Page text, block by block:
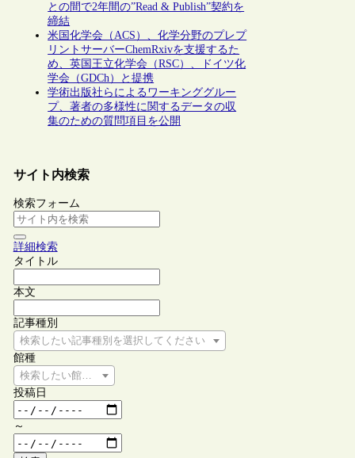
との間で2年間の”Read & Publish”契約を
締結
米国化学会（ACS）、化学分野のプレプ
リントサーバーChemRxivを支援するた
め、英国王立化学会（RSC）、ドイツ化
学会（GDCh）と提携
学術出版社らによるワーキンググルー
プ、著者の多様性に関するデータの収
集のための質問項目を公開
サイト内検索
検索フォーム
詳細検索
タイトル
本文
記事種別
検索したい記事種別を選択してください
館種
検索したい館種を選択してください
投稿日
～